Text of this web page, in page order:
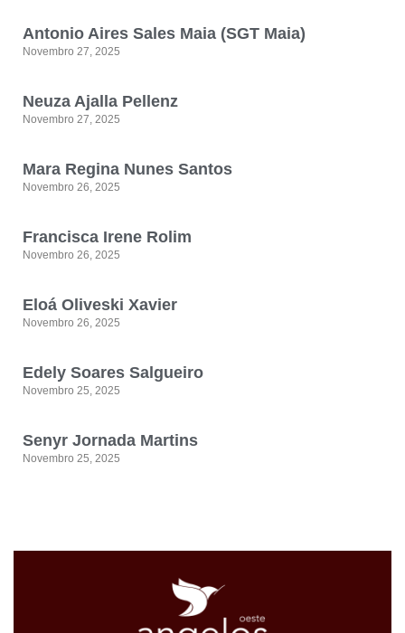
Antonio Aires Sales Maia (SGT Maia)
Novembro 27, 2025
Neuza Ajalla Pellenz
Novembro 27, 2025
Mara Regina Nunes Santos
Novembro 26, 2025
Francisca Irene Rolim
Novembro 26, 2025
Eloá Oliveski Xavier
Novembro 26, 2025
Edely Soares Salgueiro
Novembro 25, 2025
Senyr Jornada Martins
Novembro 25, 2025